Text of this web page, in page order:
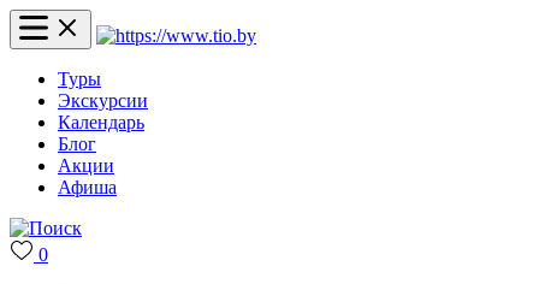
Туры
Экскурсии
Календарь
Блог
Акции
Афиша
0